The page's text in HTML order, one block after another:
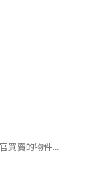
買賣的物件...